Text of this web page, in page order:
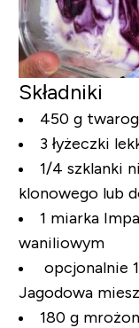
Składniki
450 g
3 łyżeczki
1/4 szklanki
klonowego lub
1 miarka
waniliowym
opcjonalnie
Jagodowa
180 g